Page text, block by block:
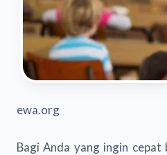
ewa.org
Bagi Anda yang ingin cepat